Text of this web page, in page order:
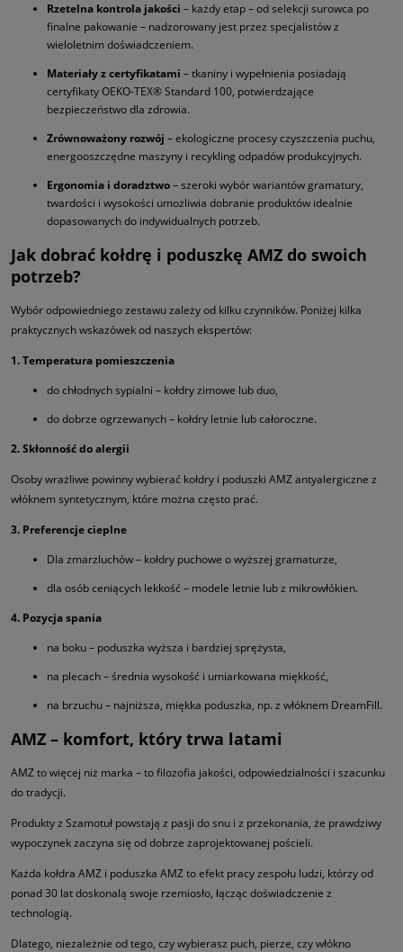
Rzetelna kontrola jakości – każdy etap – od selekcji surowca po
finalne pakowanie – nadzorowany jest przez specjalistów z
wieloletnim doświadczeniem.
Materiały z certyfikatami – tkaniny i wypełnienia posiadają
certyfikaty OEKO-TEX® Standard 100, potwierdzające
bezpieczeństwo dla zdrowia.
Zrównoważony rozwój – ekologiczne procesy czyszczenia puchu,
energooszczędne maszyny i recykling odpadów produkcyjnych.
Ergonomia i doradztwo– szeroki wybór wariantów gramatury,
twardości i wysokości umożliwia dobranie produktów idealnie
dopasowanych do indywidualnych potrzeb.
Jak dobrać kołdrę i poduszkę AMZ do swoich
potrzeb?
Wybór odpowiedniego zestawu zależy od kilku czynników. Poniżej kilka
praktycznych wskazówek od naszych ekspertów:
1. Temperatura pomieszczenia
do chłodnych sypialni – kołdry zimowe lub duo,
do dobrze ogrzewanych – kołdry letnie lub całoroczne.
2. Skłonność do alergii
Osoby wrażliwe powinny wybierać kołdry i poduszki AMZ antyalergiczne z
włóknem syntetycznym, które można często prać.
3. Preferencje cieplne
Dla zmarzluchów – kołdry puchowe o wyższej gramaturze,
dla osób ceniących lekkość – modele letnie lub z mikrowłókien.
4. Pozycja spania
na boku – poduszka wyższa i bardziej sprężysta,
na plecach – średnia wysokość i umiarkowana miękkość,
na brzuchu – najniższa, miękka poduszka, np. z włóknem DreamFill.
AMZ – komfort, który trwa latami
AMZ to więcej niż marka – to filozofia jakości, odpowiedzialności i szacunku
do tradycji.
Produkty z Szamotuł powstają z pasji do snu i z przekonania, że prawdziwy
wypoczynek zaczyna się od dobrze zaprojektowanej pościeli.
Każda kołdra AMZ i poduszka AMZ to efekt pracy zespołu ludzi, którzy od
ponad 30 lat doskonalą swoje rzemiosło, łącząc doświadczenie z
technologią.
Dlatego, niezależnie od tego, czy wybierasz puch, pierze, czy włókno